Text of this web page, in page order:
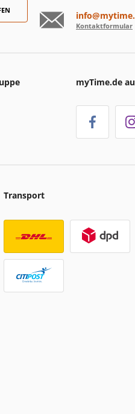
Kontaktformular
myTime.de
Transport